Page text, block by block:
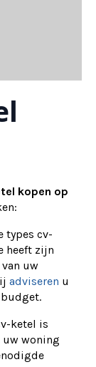
kopen op
types cv-
heeft zijn
uw
adviseren u
ketel is
woning